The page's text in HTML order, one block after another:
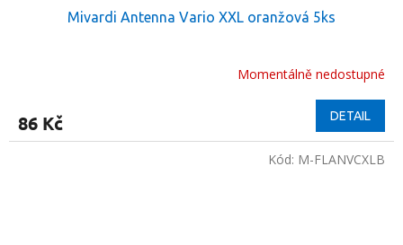
Mivardi Antenna Vario XXL oranžová 5ks
Momentálně nedostupné
86 Kč DETAIL
Kód: M-FLANVCXLB